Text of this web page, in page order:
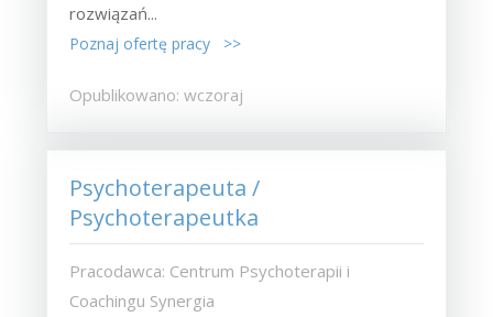
rozwiązań...
Poznaj ofertę pracy >>
Opublikowano: wczoraj
Psychoterapeuta /
Psychoterapeutka
Pracodawca: Centrum Psychoterapii i
Coachingu Synergia